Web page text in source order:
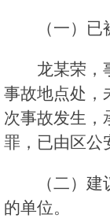
（一）
龙某荣，
事故地点处，
次事故发生，
罪，已由区公
（二）
的单位。